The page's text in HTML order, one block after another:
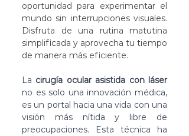
oportunidad para experimentar el
mundo sin interrupciones visuales.
Disfruta de una rutina matutina
simplificada y aprovecha tu tiempo
de manera más eficiente.
La cirugía ocular asistida con láser
no es solo una innovación médica,
es un portal hacia una vida con una
visión más nítida y libre de
preocupaciones. Esta técnica ha